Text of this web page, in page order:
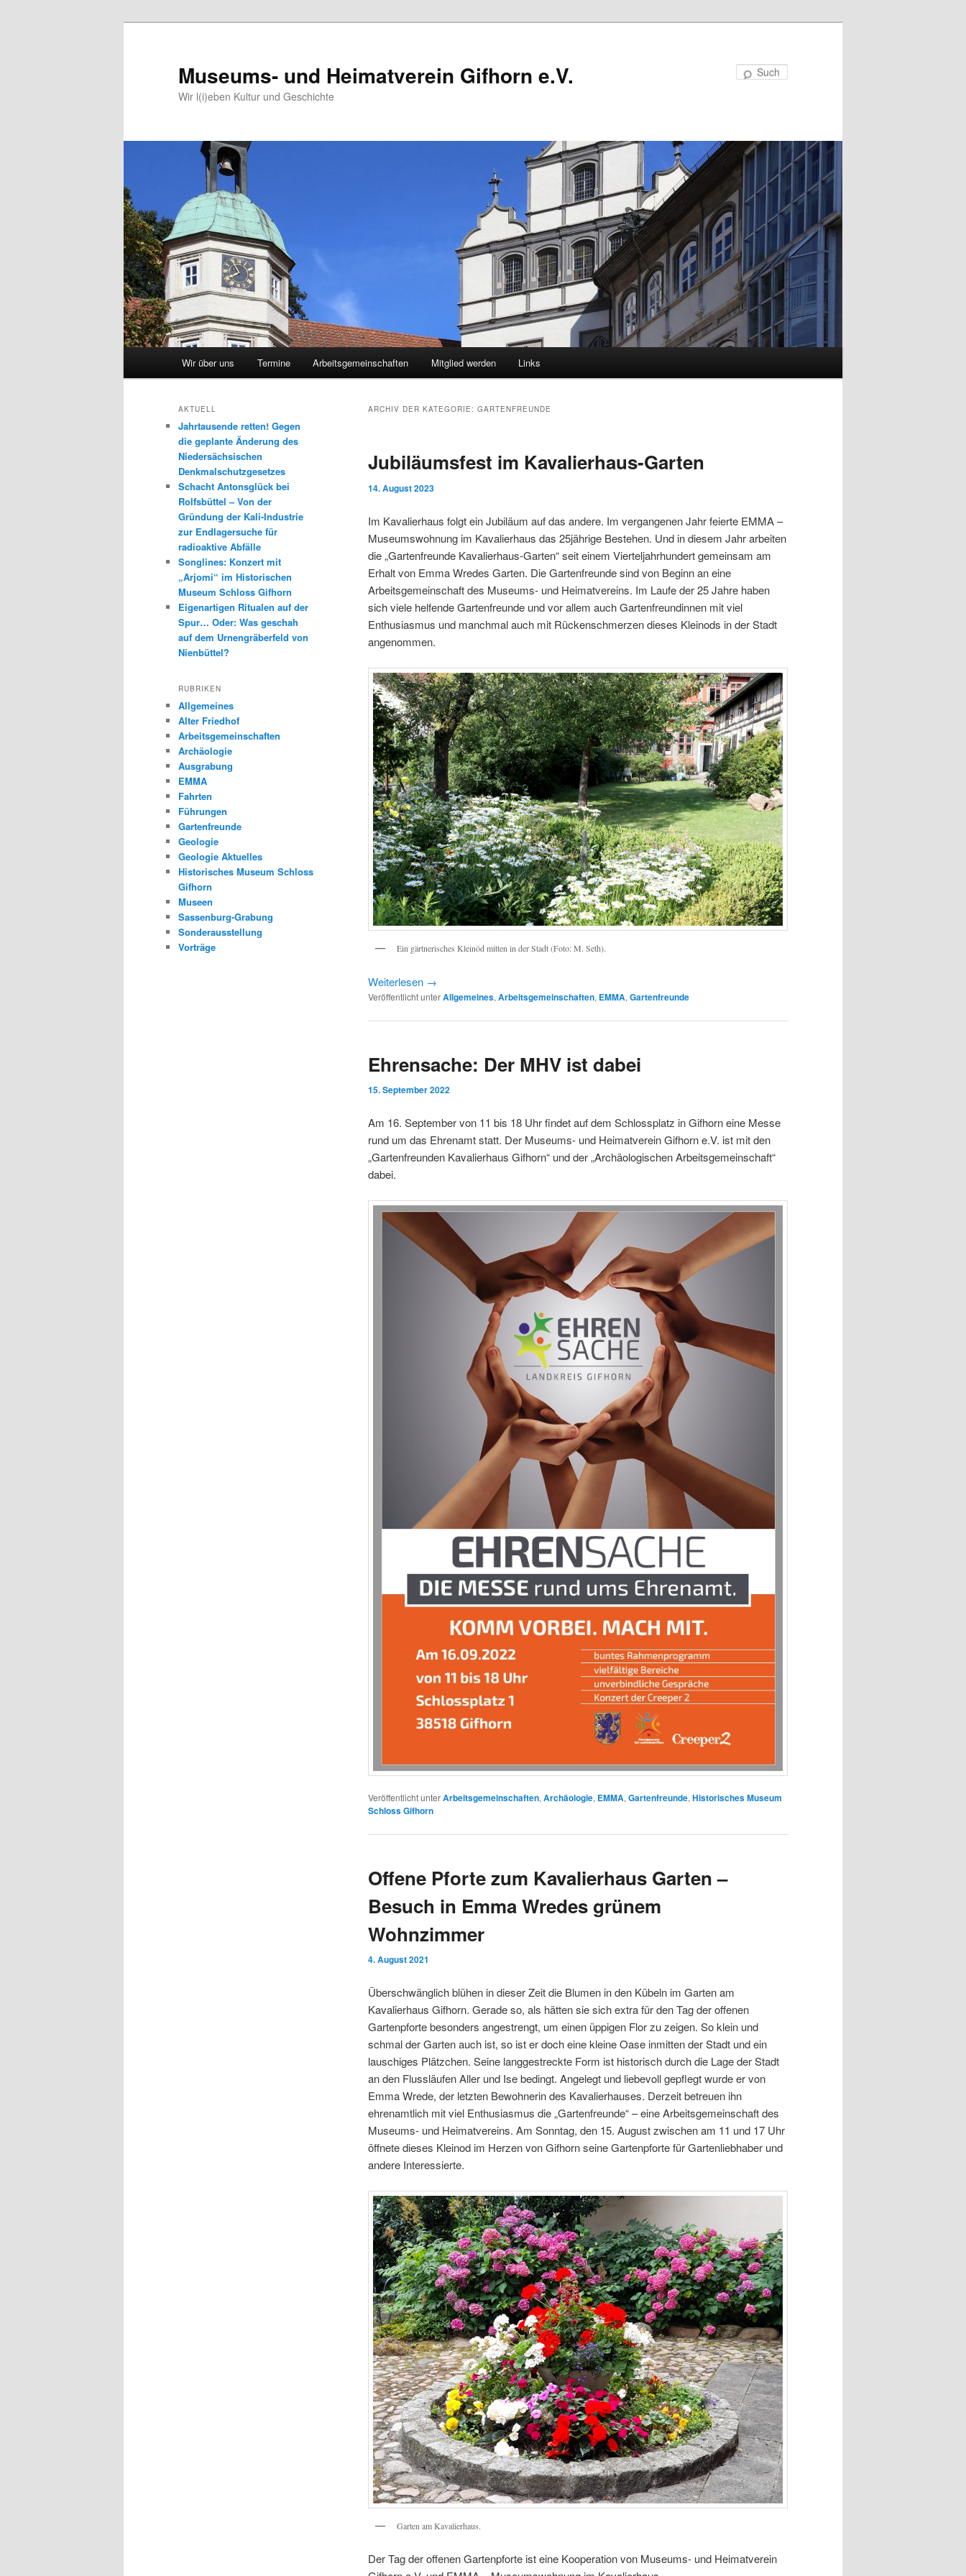
Museums- und Heimatverein Gifhorn e.V.
Wir l(i)eben Kultur und Geschichte
Zum
wechseln
Zum
Inhalt
wechseln
Wir über uns Termine Arbeitsgemeinschaften Mitglied werden Links
ARCHIV DER KATEGORIE: GARTENFREUNDE
Jubiläumsfest im Kavalierhaus-Garten
14. August 2023
Im Kavalierhaus folgt ein Jubiläum auf das andere. Im vergangenen Jahr feierte EMMA –
Museumswohnung im Kavalierhaus das 25jährige Bestehen. Und in diesem Jahr arbeiten
die „Gartenfreunde Kavalierhaus-Garten“ seit einem Vierteljahrhundert gemeinsam am
Erhalt von Emma Wredes Garten. Die Gartenfreunde sind von Beginn an eine
Arbeitsgemeinschaft des Museums- und Heimatvereins. Im Laufe der 25 Jahre haben
sich viele helfende Gartenfreunde und vor allem auch Gartenfreundinnen mit viel
Enthusiasmus und manchmal auch mit Rückenschmerzen dieses Kleinods in der Stadt
angenommen.
Ein gärtnerisches Kleinöd mitten in der Stadt (Foto: M. Seth).
Weiterlesen →
Veröffentlicht unterAllgemeines, Arbeitsgemeinschaften, EMMA, Gartenfreunde
Ehrensache: Der MHV ist dabei
15. September 2022
Am 16. September von 11 bis 18 Uhr findet auf dem Schlossplatz in Gifhorn eine Messe
rund um das Ehrenamt statt. Der Museums- und Heimatverein Gifhorn e.V. ist mit den
„Gartenfreunden Kavalierhaus Gifhorn“ und der „Archäologischen Arbeitsgemeinschaft“
dabei.
Veröffentlicht unterArbeitsgemeinschaften, Archäologie, EMMA, Gartenfreunde, Historisches Museum
Schloss Gifhorn
Offene Pforte zum Kavalierhaus Garten –
Besuch in Emma Wredes grünem
Wohnzimmer
4. August 2021
Überschwänglich blühen in dieser Zeit die Blumen in den Kübeln im Garten am
Kavalierhaus Gifhorn. Gerade so, als hätten sie sich extra für den Tag der offenen
Gartenpforte besonders angestrengt, um einen üppigen Flor zu zeigen. So klein und
schmal der Garten auch ist, so ist er doch eine kleine Oase inmitten der Stadt und ein
lauschiges Plätzchen. Seine langgestreckte Form ist historisch durch die Lage der Stadt
an den Flussläufen Aller und Ise bedingt. Angelegt und liebevoll gepflegt wurde er von
Emma Wrede, der letzten Bewohnerin des Kavalierhauses. Derzeit betreuen ihn
ehrenamtlich mit viel Enthusiasmus die „Gartenfreunde“ – eine Arbeitsgemeinschaft des
Museums- und Heimatvereins. Am Sonntag, den 15. August zwischen am 11 und 17 Uhr
öffnete dieses Kleinod im Herzen von Gifhorn seine Gartenpforte für Gartenliebhaber und
andere Interessierte.
Garten am Kavalierhaus.
Der Tag der offenen Gartenpforte ist eine Kooperation von Museums- und Heimatverein
AKTUELL
Jahrtausende retten! Gegen
die geplante Änderung des
Niedersächsischen
Denkmalschutzgesetzes
Schacht Antonsglück bei
Rolfsbüttel – Von der
Gründung der Kali-Industrie
zur Endlagersuche für
radioaktive Abfälle
Songlines: Konzert mit
„Arjomi“ im Historischen
Museum Schloss Gifhorn
Eigenartigen Ritualen auf der
Spur… Oder: Was geschah
auf dem Urnengräberfeld von
Nienbüttel?
RUBRIKEN
Allgemeines
Alter Friedhof
Arbeitsgemeinschaften
Archäologie
Ausgrabung
EMMA
Fahrten
Führungen
Gartenfreunde
Geologie
Geologie Aktuelles
Historisches Museum Schloss
Gifhorn
Museen
Sassenburg-Grabung
Sonderausstellung
Vorträge